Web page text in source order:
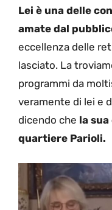
Lei è una delle
amate dal
eccellenza delle
lasciato. La
programmi da
veramente di lei e
dicendo che la
quartiere Parioli.